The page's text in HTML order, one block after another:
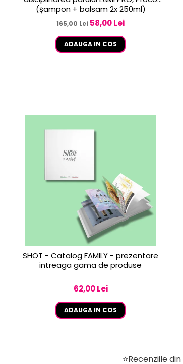
(șampon + balsam 2x 250ml)
165,00 Lei58,00 Lei
ADAUGA IN COS
SHOT - Catalog FAMILY - prezentare
intreaga gama de produse
62,00 Lei
ADAUGA IN COS
⭐Recenziile